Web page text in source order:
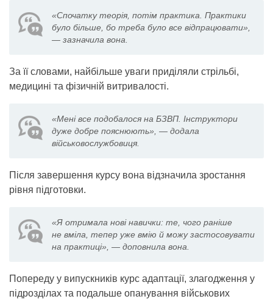
«Спочатку теорія, потім практика. Практики
було більше, бо треба було все відпрацювати»,
— зазначила вона.
За її словами, найбільше уваги приділяли стрільбі,
медицині та фізичній витривалості.
«Мені все подобалося на БЗВП. Інструктори
дуже добре пояснюють», — додала
військовослужбовиця.
Після завершення курсу вона відзначила зростання
рівня підготовки.
«Я отримала нові навички: те, чого раніше
не вміла, тепер уже вмію й можу застосовувати
на практиці», — доповнила вона.
Попереду у випускників курс адаптації, злагодження у
підрозділах та подальше опанування військових